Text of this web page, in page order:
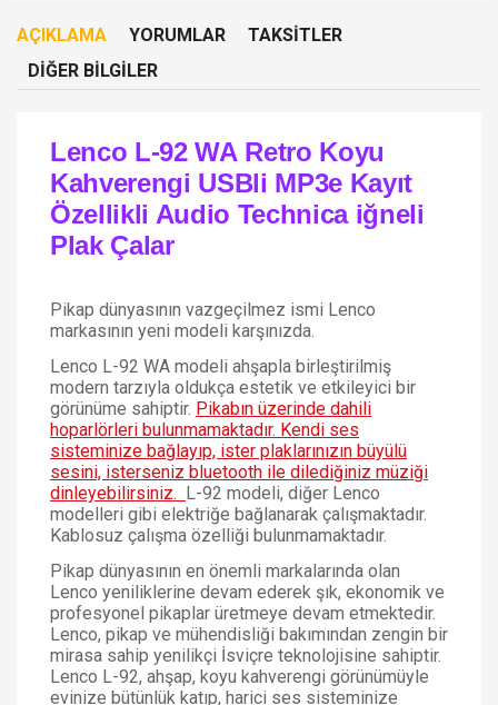
AÇIKLAMA YORUMLAR
TAKSITLER
DIĞER BILGILER
Lenco L-92 WA Retro Koyu
Kahverengi USBli MP3e Kayıt
Özellikli Audio Technica iğneli
Plak Çalar
Pikap dünyasının vazgeçilmez ismi Lenco
markasının yeni modeli karşınızda.
Lenco L-92 WA modeli ahşapla birleştirilmiş
modern tarzıyla oldukça estetik ve etkileyici bir
görünüme sahiptir. Pikabın üzerinde dahili
hoparlörleri bulunmamaktadır. Kendi ses
sisteminize bağlayıp, ister plaklarınızın büyülü
sesini, isterseniz bluetooth ile dilediğiniz müziği
dinleyebilirsiniz. L-92 modeli, diğer Lenco
modelleri gibi elektriğe bağlanarak çalışmaktadır.
Kablosuz çalışma özelliği bulunmamaktadır.
Pikap dünyasının en önemli markalarında olan
Lenco yeniliklerine devam ederek şık, ekonomik ve
profesyonel pikaplar üretmeye devam etmektedir.
Lenco, pikap ve mühendisliği bakımından zengin bir
mirasa sahip yenilikçi İsviçre teknolojisine sahiptir.
Lenco L-92, ahşap, koyu kahverengi görünümüyle
evinize bütünlük katıp, harici ses sisteminize